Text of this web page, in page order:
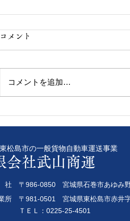
令和8年8年4日 女性専用ア
コメント
コメントを追加…
松島市の一般貨物自動車運送事業
会社武山商運
986-0850 宮城県石巻市あゆみ野
所 〒981-0501 宮城県東松島市赤井
ＴＥＬ：0225-25-4501